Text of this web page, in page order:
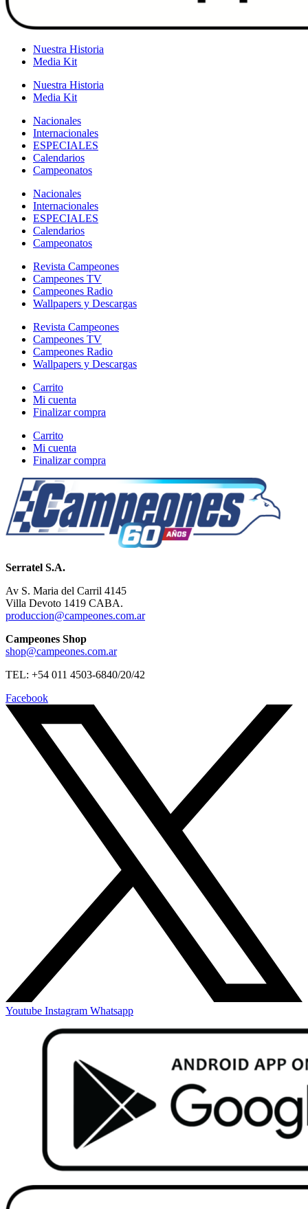
Nuestra Historia
Media Kit
Nuestra Historia
Media Kit
Nacionales
Internacionales
ESPECIALES
Calendarios
Campeonatos
Nacionales
Internacionales
ESPECIALES
Calendarios
Campeonatos
Revista Campeones
Campeones TV
Campeones Radio
Wallpapers y Descargas
Revista Campeones
Campeones TV
Campeones Radio
Wallpapers y Descargas
Carrito
Mi cuenta
Finalizar compra
Carrito
Mi cuenta
Finalizar compra
Serratel S.A.
Av S. Maria del Carril 4145
Villa Devoto 1419 CABA.
produccion@campeones.com.ar
Campeones Shop
shop@campeones.com.ar
TEL: +54 011 4503-6840/20/42
Facebook
Youtube Instagram Whatsapp